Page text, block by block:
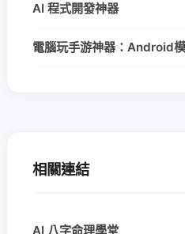
AI 程式開發神器
電腦玩手游神器：Android
相關連結
AI 八字命理學堂